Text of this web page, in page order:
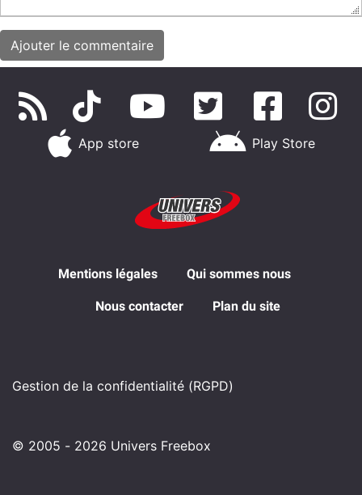
App store Play Store
Mentions légales Qui sommes nous
Nous contacter Plan du site
Gestion de la confidentialité (RGPD)
© 2005 - 2026 Univers Freebox